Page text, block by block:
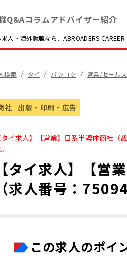
Q&Aコラムアドバイザー紹介
人・海外就職なら、ABROADERS CAREER
検索 タイ バンコク 営業/セール
社 出版・印刷・広告
タイ求人】【営業】日系半導体商社
【タイ求人】【営
（求人番号：75094
この求人のポイ